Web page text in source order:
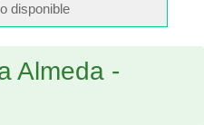
disponible
Almeda -